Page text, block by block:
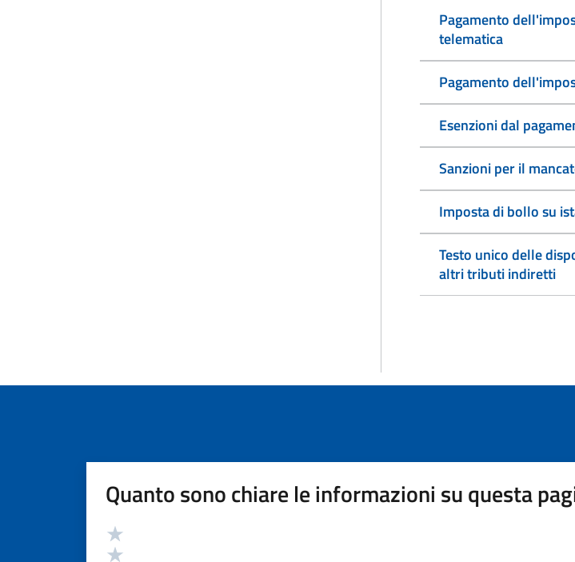
Pagamento
telematica
Pagamento
Esenzioni dal
Sanzioni per il
Imposta di bollo su
Testo unico delle
altri tributi indiretti
Quanto sono chiare le informazioni su questa
Valutazione